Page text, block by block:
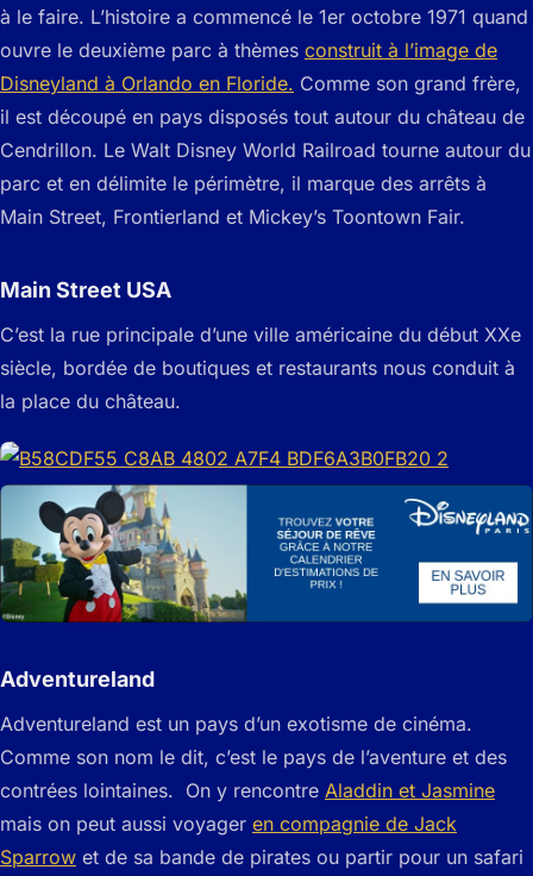
à le faire. L’histoire a commencé le 1er octobre 1971 quand
ouvre le deuxième parc à thèmes construit à l’image de
Disneyland à Orlando en Floride. Comme son grand frère,
il est découpé en pays disposés tout autour du château de
Cendrillon. Le Walt Disney World Railroad tourne autour du
parc et en délimite le périmètre, il marque des arrêts à
Main Street, Frontierland et Mickey’s Toontown Fair.
Main Street USA
C’est la rue principale d’une ville américaine du début XXe
siècle, bordée de boutiques et restaurants nous conduit à
la place du château.
Adventureland
Adventureland est un pays d’un exotisme de cinéma.
Comme son nom le dit, c’est le pays de l’aventure et des
contrées lointaines. On y rencontre Aladdin et Jasmine
mais on peut aussi voyager en compagnie de Jack
Sparrow et de sa bande de pirates ou partir pour un safari